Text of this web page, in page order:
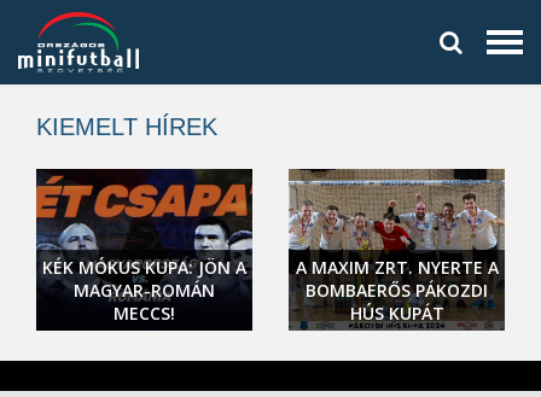
KIEMELT HÍREK
KÉK MÓKUS KUPA: JÖN A
MAGYAR-ROMÁN
MECCS!
A MAXIM ZRT. NYERTE A
BOMBAERŐS PÁKOZDI
HÚS KUPÁT